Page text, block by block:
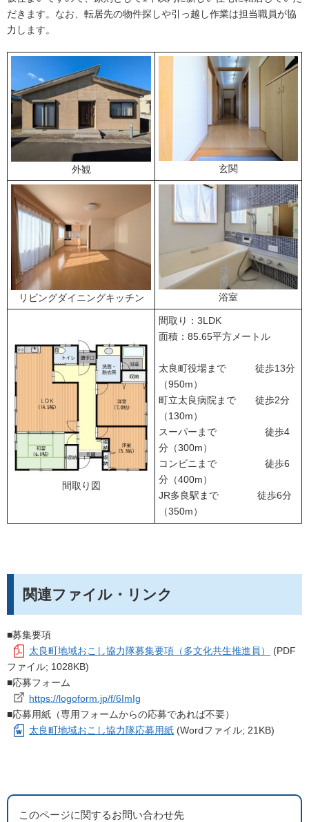
だきます。なお、転居先の物件探しや引っ越し作業は担当職員が協
力します。
外観 玄関
リビングダイニングキッチン 浴室
間取り図
間取り：3LDK
面積：85.65平方メートル
太良町役場まで 徒歩13分
（950m）
町立太良病院まで 徒歩2分
（130m）
スーパーまで 徒歩4
分（300m）
コンビニまで 徒歩6
分（400m）
JR多良駅まで 徒歩6分
（350m）
関連ファイル・リンク
■募集要項
太良町地域おこし協力隊募集要項（多文化共生推進員）
(PDF
ファイル; 1028KB)
■応募フォーム
https://logoform.jp/f/6ImIg
■応募用紙（専用フォームからの応募であれば不要）
太良町地域おこし協力隊応募用紙 (Wordファイル; 21KB)
このページに関するお問い合わせ先